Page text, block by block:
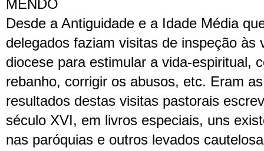
MENDO
Desde a Antiguidade e a Idade Média
delegados faziam visitas de inspeção às
diocese para estimular a vida-espiritual,
rebanho, corrigir os abusos, etc. Eram
resultados destas visitas pastorais
século XVI, em livros especiais, uns
nas paróquias e outros levados